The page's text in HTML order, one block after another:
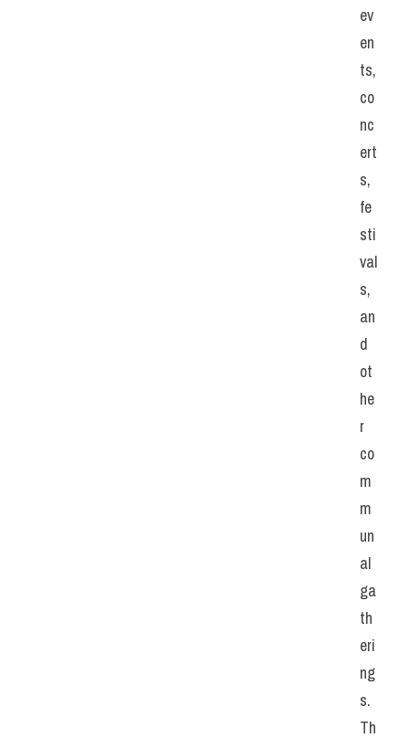
ev
en
ts,
co
nc
ert
s,
fe
sti
val
s,
an
d
ot
he
r
co
m
m
un
al
ga
th
eri
ng
s.
Th